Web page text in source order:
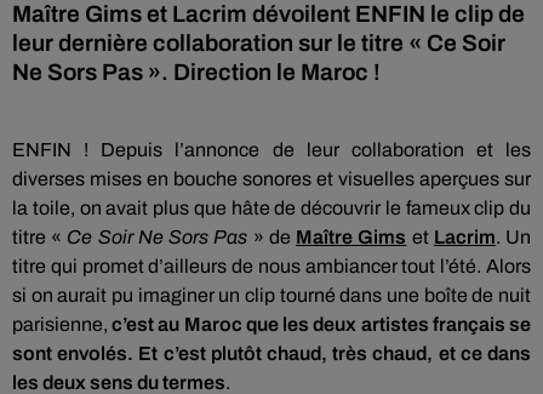
Maître Gims et Lacrim dévoilent ENFIN le clip de
leur dernière collaboration sur le titre « Ce Soir
Ne Sors Pas ». Direction le Maroc !
ENFIN ! Depuis l’annonce de leur collaboration et les
diverses mises en bouche sonores et visuelles aperçues sur
la toile, on avait plus que hâte de découvrir le fameux clip du
titre « Ce Soir Ne Sors Pas » de Maître Gims et Lacrim. Un
titre qui promet d’ailleurs de nous ambiancer tout l’été. Alors
si on aurait pu imaginer un clip tourné dans une boîte de nuit
parisienne,c’est au Maroc que les deux artistes français se
sont envolés. Et c’est plutôt chaud, très chaud, et ce dans
les deux sens du termes.